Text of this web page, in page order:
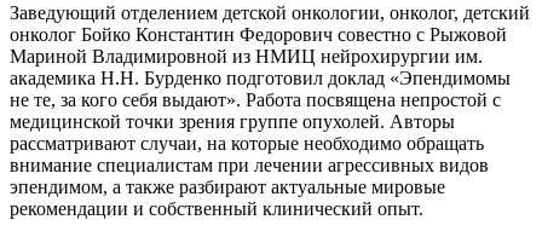
Заведующий отделением детской онкологии, онколог, детский
онколог Бойко Константин Федорович совестно с Рыжовой
Мариной Владимировной из НМИЦ нейрохирургии им.
академика Н.Н. Бурденко подготовил доклад «Эпендимомы
не те, за кого себя выдают». Работа посвящена непростой с
медицинской точки зрения группе опухолей. Авторы
рассматривают случаи, на которые необходимо обращать
внимание специалистам при лечении агрессивных видов
эпендимом, а также разбирают актуальные мировые
рекомендации и собственный клинический опыт.